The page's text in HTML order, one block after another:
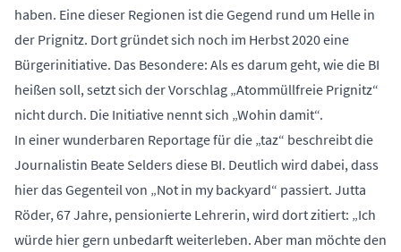
haben. Eine dieser Regionen ist die Gegend rund um Helle in
der Prignitz. Dort gründet sich noch im Herbst 2020 eine
Bürgerinitiative. Das Besondere: Als es darum geht, wie die BI
heißen soll, setzt sich der Vorschlag „Atommüllfreie Prignitz“
nicht durch. Die Initiative nennt sich „Wohin damit“.
In einer wunderbaren Reportage für die „taz“ beschreibt die
Journalistin Beate Selders diese BI. Deutlich wird dabei, dass
hier das Gegenteil von „Not in my backyard“ passiert. Jutta
Röder, 67 Jahre, pensionierte Lehrerin, wird dort zitiert: „Ich
würde hier gern unbedarft weiterleben. Aber man möchte den